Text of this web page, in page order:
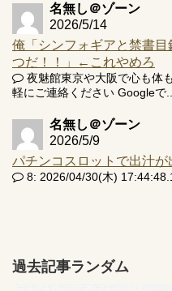
名無し＠ゾーン
2026/5/14
俺「シンフォギアと禁書
つだ！！」←これやめろ
夜魅館東京や大阪で心も体
軽にご連絡ください Googleで...
名無し＠ゾーン
2026/5/9
パチンコスロットで出汁が
8: 2026/04/30(木)
過去記事ランダム